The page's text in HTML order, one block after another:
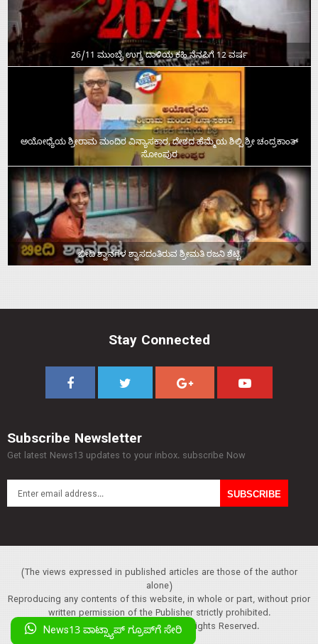
News13 ವಾಟ್ಸ್ಯಾಪ್‌ ಗ್ರೂಪ್‌ಗೆ ಸೇರಿ
26/11 ಮುಂಬೈ ಉಗ್ರ ದಾಳಿಯ ಕಹಿ ನೆನಪಿಗೆ 12 ವರ್ಷ
ಅಯೋಧ್ಯೆಯ ಶ್ರೀರಾಮ ಮಂದಿರ ವಿನ್ಯಾಸಕಾರ, ದೇಶದ ಹೆಮ್ಮೆಯ ಶಿಲ್ಪಿ ಶ್ರೀ ಚಂದ್ರಕಾಂತ್‌
ಸೋಂಪುರ
ಬೀದಿ ಶ್ವಾನಗಳ ಶ್ವಾಸದಂತಿರುವ ಶ್ರೀಮತಿ ರಜನಿ ಶೆಟ್ಟಿ
Stay Connected
Subscribe Newsletter
Get latest News13 updates to your inbox. subscribe Now
(The views expressed in published articles are those of the author
alone)
Reproducing any contents of this website, in whole or part, without prior
written permission of the Publisher strictly prohibited.
Copyright :© 2013 News13. All Rights Reserved.